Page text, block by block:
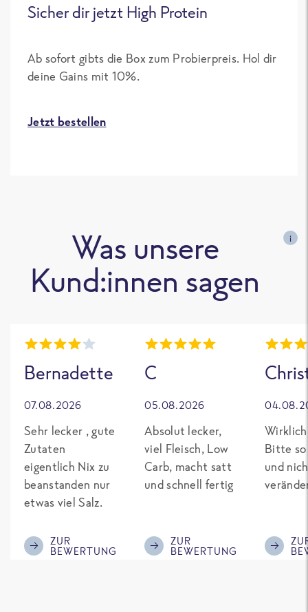
Sicher dir jetzt High Protein
Ab sofort gibts die Box zum Probierpreis. Hol dir
deine Gains mit 10%.
Jetzt bestellen
Was unsere
Kund:innen sagen
i
Bernadette
07.08.2026
Sehr lecker , gute
Zutaten
eigentlich Nix zu
beanstanden nur
etwas viel Salz.
ZUR
BEWERTUNG
C
05.08.2026
Absolut lecker,
viel Fleisch, Low
Carb, macht satt
und schnell fertig
ZUR
BEWERTUNG
Bitte so
und